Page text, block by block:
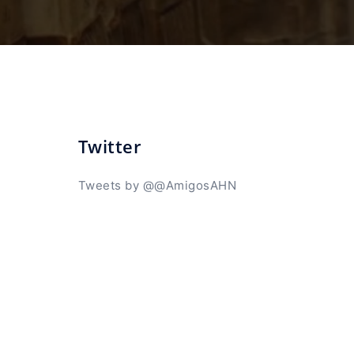
Twitter
Tweets by @@AmigosAHN